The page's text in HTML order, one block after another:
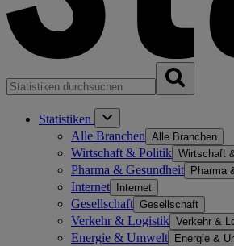
Statistiken
Alle Branchen Alle Branchen
Wirtschaft & Politik Wirtschaft
Pharma & Gesundheit Pharma
Internet Internet
Gesellschaft Gesellschaft
Verkehr & Logistik Verkehr &
Energie & Umwelt Energie &